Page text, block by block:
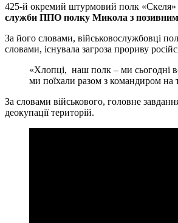
425-й окремий штурмовий полк «Скеля»
служби ППО полку Микола з позивним
За його словами, військовослужбовці
словами, існувала загроза прориву
«Хлопці, наш полк – ми сьогодні
ми поїхали разом з командиром на
За словами військового, головне
деокупації територій.